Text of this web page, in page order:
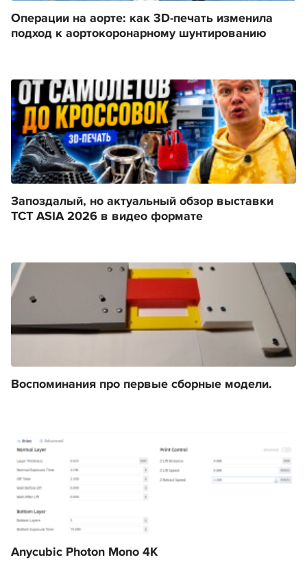
Операции на аорте: как 3D-печать изменила
подход к аортокоронарному шунтированию
Запоздалый, но актуальный обзор выставки
TCT ASIA 2026 в видео формате
Воспоминания про первые сборные модели.
Anycubic Photon Mono 4K